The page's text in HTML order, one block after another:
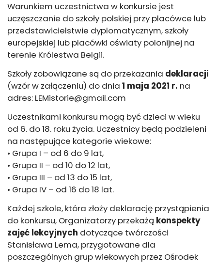
Warunkiem uczestnictwa w konkursie jest
uczęszczanie do szkoły polskiej przy placówce lub
przedstawicielstwie dyplomatycznym, szkoły
europejskiej lub placówki oświaty polonijnej na
terenie Królestwa Belgii.
Szkoły zobowiązane są do przekazania deklaracji
(wzór w załączeniu) do dnia 1 maja 2021 r. na
adres: LEMistorie@gmail.com
Uczestnikami konkursu mogą być dzieci w wieku
od 6. do 18. roku życia. Uczestnicy będą podzieleni
na następujące kategorie wiekowe:
• Grupa I – od 6 do 9 lat,
• Grupa II – od 10 do 12 lat,
• Grupa III – od 13 do 15 lat,
• Grupa IV – od 16 do 18 lat.
Każdej szkole, która złoży deklarację przystąpienia
do konkursu, Organizatorzy przekażą konspekty
zajęć lekcyjnych dotyczące twórczości
Stanisława Lema, przygotowane dla
poszczególnych grup wiekowych przez Ośrodek